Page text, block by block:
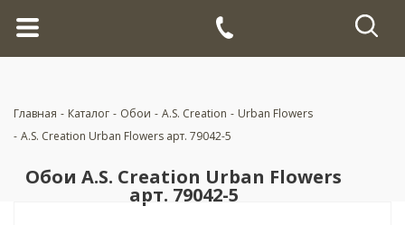
Главная - Каталог - Обои - A.S. Creation - Urban Flowers
- A.S. Creation Urban Flowers арт. 79042-5
Обои A.S. Creation Urban Flowers
арт. 79042-5